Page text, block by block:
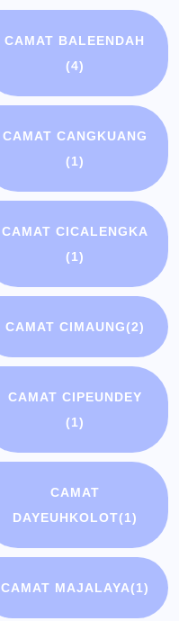
CAMAT BALEENDAH
(4)
CAMAT CANGKUANG
(1)
CAMAT CICALENGKA
(1)
CAMAT CIMAUNG(2)
CAMAT CIPEUNDEY
(1)
CAMAT
DAYEUHKOLOT(1)
CAMAT MAJALAYA(1)